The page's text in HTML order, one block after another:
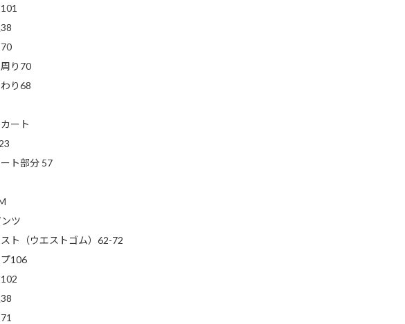
り70
り68
ート
ト部分 57
ツ
ト（ウエストゴム）62-72
106